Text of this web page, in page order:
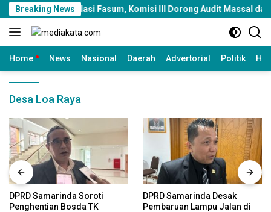
Langsung
ke
konten
Breaking News
Manipulasi Fasum, Komisi III Dorong Audit Massal dan
Home News Nasional Daerah Advertorial Politik
Desa Loa Raya
DPRD Samarinda Soroti
Penghentian Bosda TK
DPRD Samarinda Desak
Pembaruan Lampu Jalan di